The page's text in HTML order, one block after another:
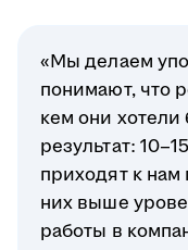
«Мы делаем
понимают, что
кем они
результат:
приходят к
них выше
работы в